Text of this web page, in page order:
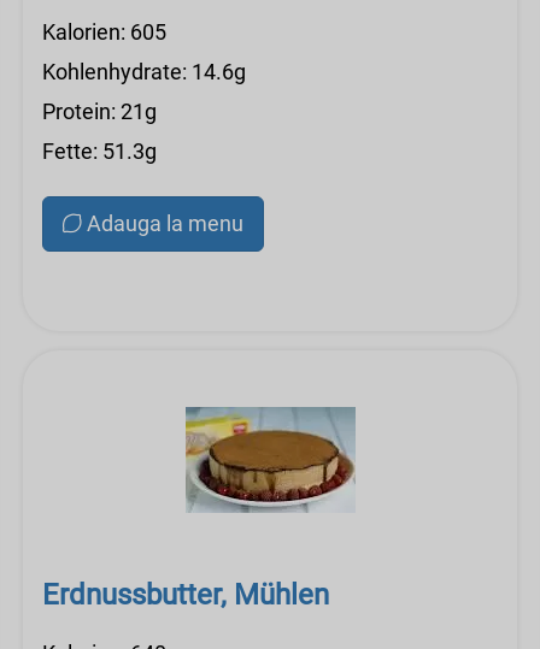
Kalorien: 605
Kohlenhydrate: 14.6g
Protein: 21g
Fette: 51.3g
Adauga la menu
Erdnussbutter, Mühlen